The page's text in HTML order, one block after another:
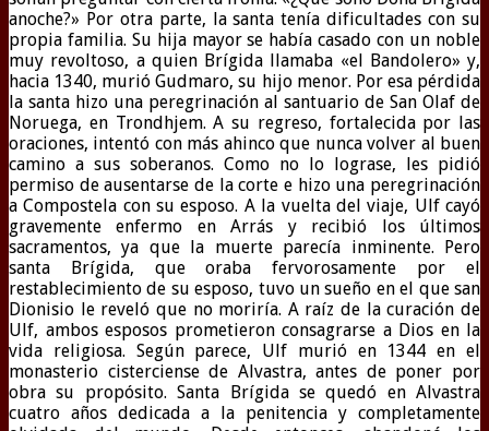
anoche?» Por otra parte, la santa tenía dificultades con su
propia familia. Su hija mayor se había casado con un noble
muy revoltoso, a quien Brígida llamaba «el Bandolero» y,
hacia 1340, murió Gudmaro, su hijo menor. Por esa pérdida
la santa hizo una peregrinación al santuario de San Olaf de
Noruega, en Trondhjem. A su regreso, fortalecida por las
oraciones, intentó con más ahinco que nunca volver al buen
camino a sus soberanos. Como no lo lograse, les pidió
permiso de ausentarse de la corte e hizo una peregrinación
a Compostela con su esposo. A la vuelta del viaje, Ulf cayó
gravemente enfermo en Arrás y recibió los últimos
sacramentos, ya que la muerte parecía inminente. Pero
santa Brígida, que oraba fervorosamente por el
restablecimiento de su esposo, tuvo un sueño en el que san
Dionisio le reveló que no moriría. A raíz de la curación de
Ulf, ambos esposos prometieron consagrarse a Dios en la
vida religiosa. Según parece, Ulf murió en 1344 en el
monasterio cisterciense de Alvastra, antes de poner por
obra su propósito. Santa Brígida se quedó en Alvastra
cuatro años dedicada a la penitencia y completamente